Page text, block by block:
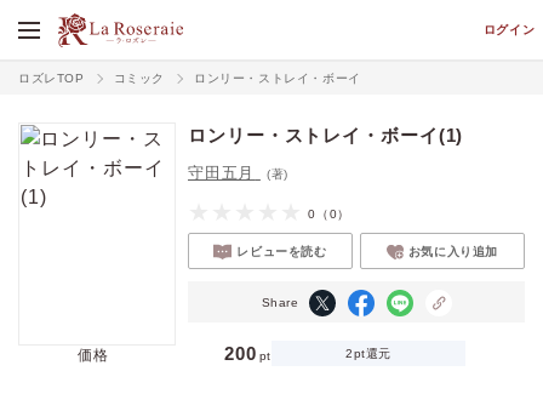
ログイン
ロズレTOP コミック ロンリー・ストレイ・ボーイ
ロンリー・ストレイ・ボーイ(1)
守田五月 (著)
0 （0）
レビューを読む お気に入り追加
Share
価格 200 pt 2pt還元